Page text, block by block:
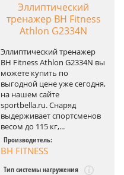
Эллиптический
тренажер BH Fitness
Athlon G2334N
Эллиптический тренажер
BH Fitness Athlon G2334N вы
можете купить по
выгодной цене уже сегодня,
на нашем сайте
sportbella.ru. Снаряд
выдерживает спортсменов
весом до 115 кг,...
Производитель:
BH FITNESS
Тип системы нагружения